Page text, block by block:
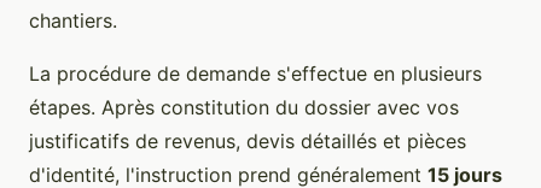
chantiers.
La procédure de demande s'effectue en plusieurs
étapes. Après constitution du dossier avec vos
justificatifs de revenus, devis détaillés et pièces
d'identité, l'instruction prend généralement 15 jours